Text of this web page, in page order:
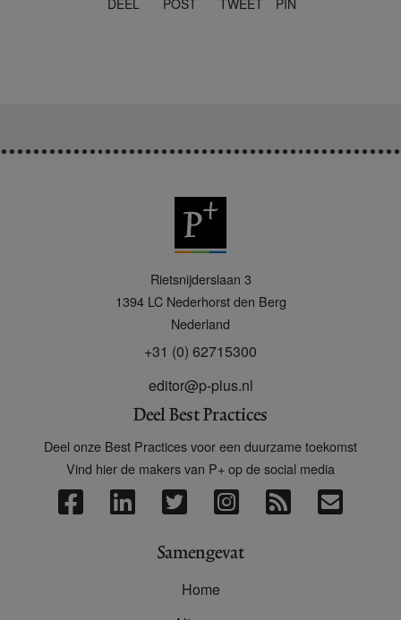
Rietsnijderslaan 3
1394 LC Nederhorst den Berg
Nederland
+31 (0) 62715300
editor@p-plus.nl
Deel Best Practices
Deel onze Best Practices voor een duurzame toekomst
Vind hier de makers van P+ op de social media
Samengevat
Home